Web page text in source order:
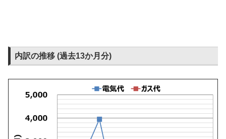
内訳の推移 (過去13か月分)